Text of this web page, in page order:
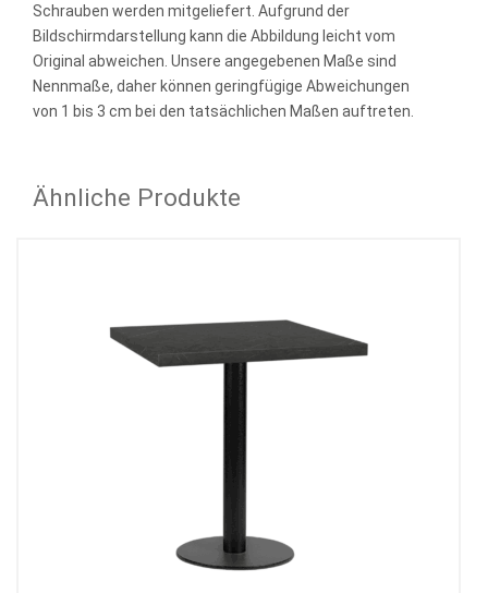
Schrauben werden mitgeliefert. Aufgrund der
Bildschirmdarstellung kann die Abbildung leicht vom
Original abweichen. Unsere angegebenen Maße sind
Nennmaße, daher können geringfügige Abweichungen
von 1 bis 3 cm bei den tatsächlichen Maßen auftreten.
Ähnliche Produkte